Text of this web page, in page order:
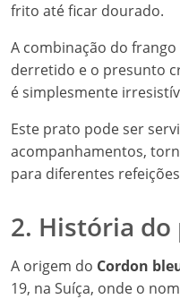
frito até ficar dourado.
A combinação do
derretido e o presunto
é simplesmente
Este prato pode ser
acompanhamentos,
para diferentes
2. História do
A origem do Cordon
19, na Suíça, onde o